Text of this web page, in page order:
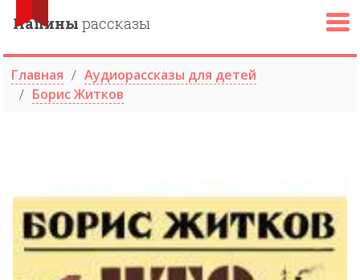
Папины рассказы
Главная
Аудиорассказы для детей
Борис Житков